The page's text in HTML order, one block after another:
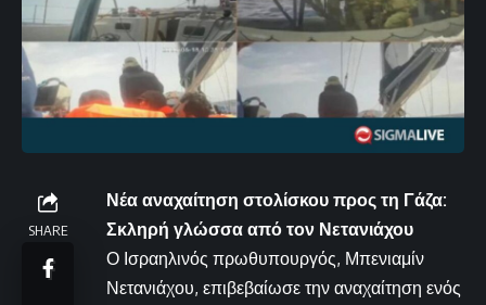
SHARE
Νέα αναχαίτηση στολίσκου προς τη Γάζα:
Σκληρή γλώσσα από τον Νετανιάχου
Ο Ισραηλινός πρωθυπουργός, Μπενιαμίν
Νετανιάχου, επιβεβαίωσε την αναχαίτηση ενός